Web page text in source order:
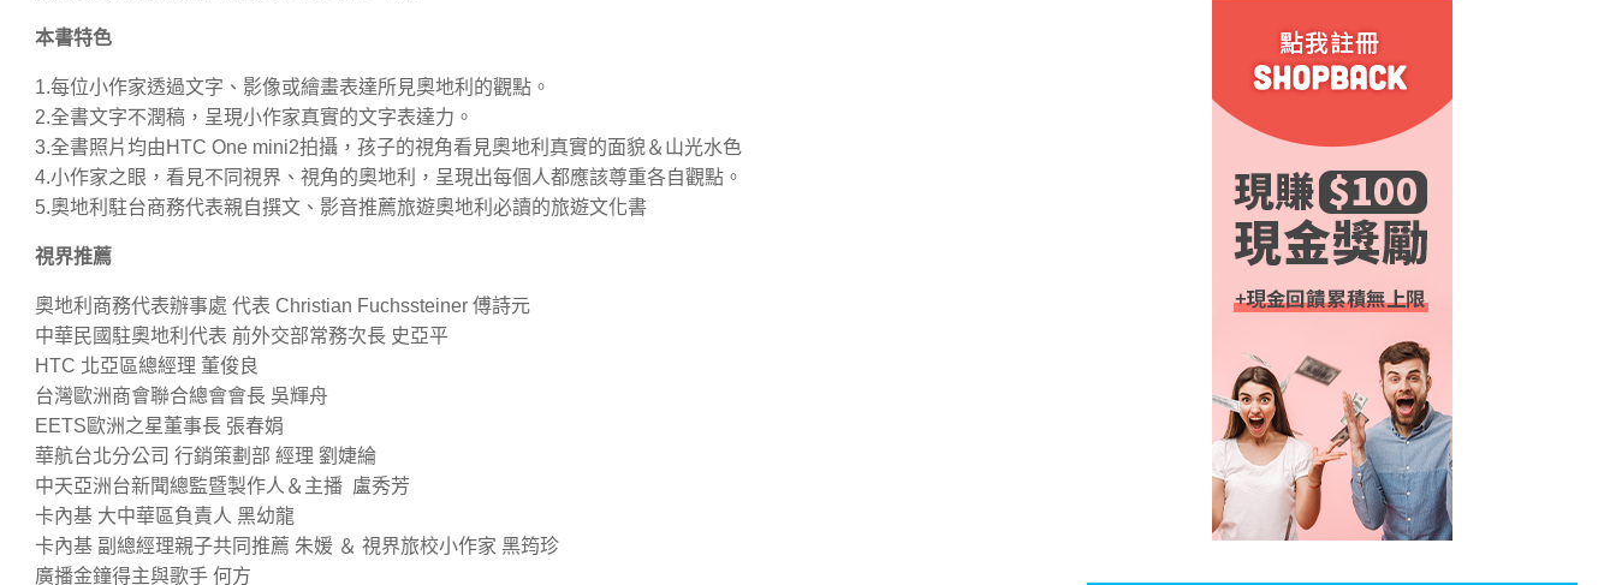
本書特色
1.每位小作家透過文字、影像或繪畫表達所見奧地利的觀點。
2.全書文字不潤稿，呈現小作家真實的文字表達力。
3.全書照片均由HTC One mini2拍攝，孩子的視角看見奧地利真實的面貌＆山光水色
4.小作家之眼，看見不同視界、視角的奧地利，呈現出每個人都應該尊重各自觀點。
5.奧地利駐台商務代表親自撰文、影音推薦旅遊奧地利必讀的旅遊文化書
視界推薦
奧地利商務代表辦事處 代表 Christian Fuchssteiner 傅詩元
中華民國駐奧地利代表 前外交部常務次長 史亞平
HTC 北亞區總經理 董俊良
台灣歐洲商會聯合總會會長 吳輝舟
EETS歐洲之星董事長 張春娟
華航台北分公司 行銷策劃部 經理 劉婕綸
中天亞洲台新聞總監暨製作人＆主播 盧秀芳
卡內基 大中華區負責人 黑幼龍
卡內基 副總經理親子共同推薦 朱媛 ＆ 視界旅校小作家 黑筠珍
廣播金鐘得主與歌手 何方